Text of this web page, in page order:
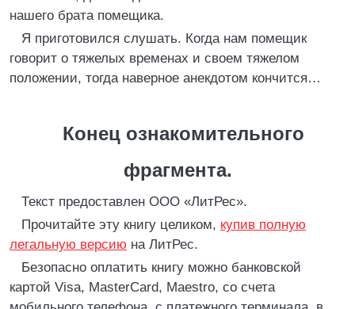
нашего брата помещика.
Я приготовился слушать. Когда нам помещик
говорит о тяжелых временах и своем тяжелом
положении, тогда наверное анекдотом кончится…
Конец ознакомительного
фрагмента.
Текст предоставлен ООО «ЛитРес».
Прочитайте эту книгу целиком, купив полную
легальную версию на ЛитРес.
Безопасно оплатить книгу можно банковской
картой Visa, MasterCard, Maestro, со счета